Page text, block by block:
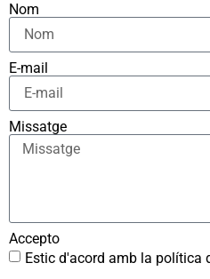
Nom
E-mail
Missatge
Accepto
Estic d'acord amb la política